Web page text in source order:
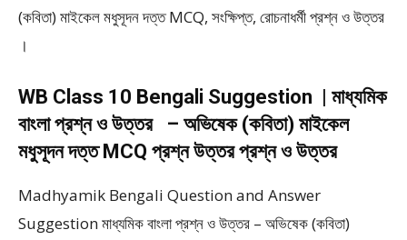
(কবিতা) মাইকেল মধুসূদন দত্ত MCQ, সংক্ষিপ্ত, রোচনাধর্মী প্রশ্ন ও উত্তর
।
WB Class 10 Bengali Suggestion | মাধ্যমিক
বাংলা প্রশ্ন ও উত্তর – অভিষেক (কবিতা) মাইকেল
মধুসূদন দত্ত MCQ প্রশ্ন উত্তর প্রশ্ন ও উত্তর
Madhyamik Bengali Question and Answer
Suggestion মাধ্যমিক বাংলা প্রশ্ন ও উত্তর – অভিষেক (কবিতা)